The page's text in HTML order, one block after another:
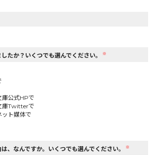
たか？いくつでも選んでください。 ※
庫公式HPで
庫Twitterで
ット媒体で
、なんですか。いくつでも選んでください。 ※